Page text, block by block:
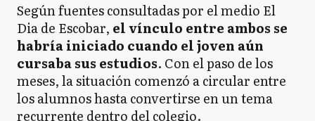
Según fuentes consultadas por el medio El
Dia de Escobar, el vínculo entre ambos se
habría iniciado cuando el joven aún
cursaba sus estudios. Con el paso de los
meses, la situación comenzó a circular entre
los alumnos hasta convertirse en un tema
recurrente dentro del colegio.